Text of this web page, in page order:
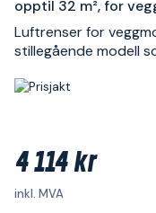
opptil 32 m², for
Luftrenser for
stillegående modell
4 114 kr
inkl. MVA